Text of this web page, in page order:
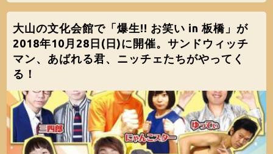
大山の文化会館で「爆生!! お笑い in 板橋」が
2018年10月28日(日)に開催。サンドウィッチ
マン、あばれる君、ニッチェたちがやってく
る！